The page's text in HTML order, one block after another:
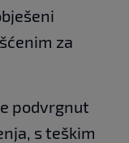
za
podvrgnut
s teškim